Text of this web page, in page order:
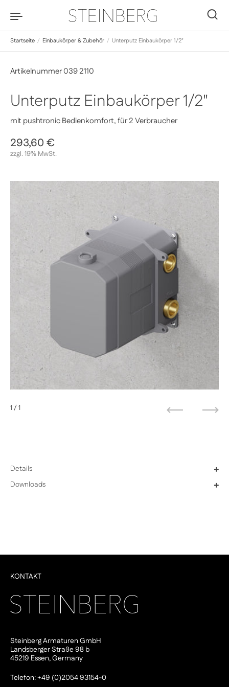
Startseite / Einbaukörper & Zubehör / Unterputz Einbaukörper 1/2"
Unterputz Einbaukörper 1/2"
mit pushtronic Bedienkomfort, für 2 Verbraucher
Artikelnummer 039 2110
Regulärer Preis
293,60 €
zzgl. 19% MwSt.
Details +
Downloads +
1/ 1
KONTAKT
Steinberg Armaturen GmbH
Landsberger Straße 98 b
45219 Essen, Germany
Telefon: +49 (0)2054 93154-0